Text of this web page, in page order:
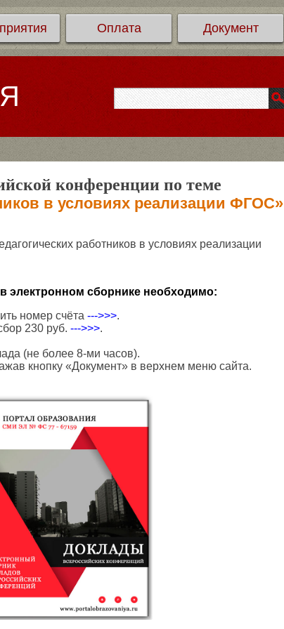
Оплата Документ
конференции по теме
в условиях реализации ФГОС»
работников в условиях реализации
электронном сборнике необходимо:
номер счёта --->>>.
230 руб. --->>>.
(не более 8-ми часов).
кнопку «Документ» в верхнем меню сайта.